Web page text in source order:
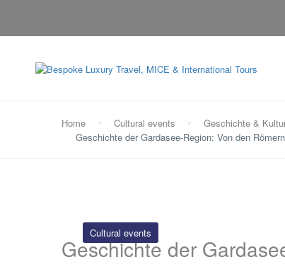
Home Cultural events Geschichte &
Geschichte der Gardasee-Region: Von den
Cultural events
Geschichte der